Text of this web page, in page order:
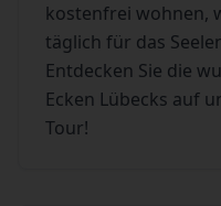
kostenfrei wohnen,
täglich für das
Entdecken Sie die
Ecken Lübecks auf
Tour!